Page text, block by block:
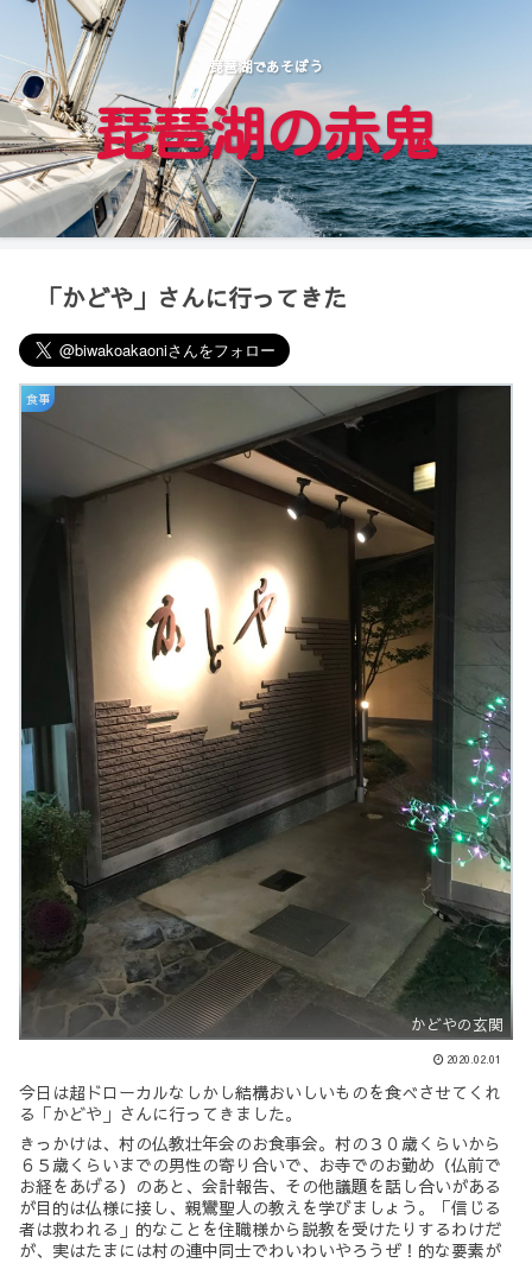
琵琶湖であそぼう
琵琶湖の赤鬼
「かどや」さんに行ってきた
食事
かどやの玄関
2020.02.01
今日は超ドローカルなしかし結構おいしいものを食べさせてくれ
る「かどや」さんに行ってきました。
きっかけは、村の仏教壮年会のお食事会。村の３０歳くらいから
６５歳くらいまでの男性の寄り合いで、お寺でのお勤め（仏前で
お経をあげる）のあと、会計報告、その他議題を話し合いがある
が目的は仏様に接し、親鸞聖人の教えを学びましょう。「信じる
者は救われる」的なことを住職様から説教を受けたりするわけだ
が、実はたまには村の連中同士でわいわいやろうぜ！的な要素が